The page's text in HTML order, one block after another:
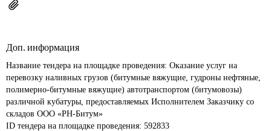
Доп. информация
Название тендера на площадке проведения: Оказание услуг на
перевозку наливных грузов (битумные вяжущие, гудроны нефтяные,
полимерно-битумные вяжущие) автотранспортом (битумовозы)
различной кубатуры, предоставляемых Исполнителем Заказчику со
складов ООО «РН-Битум»
ID тендера на площадке проведения: 592833